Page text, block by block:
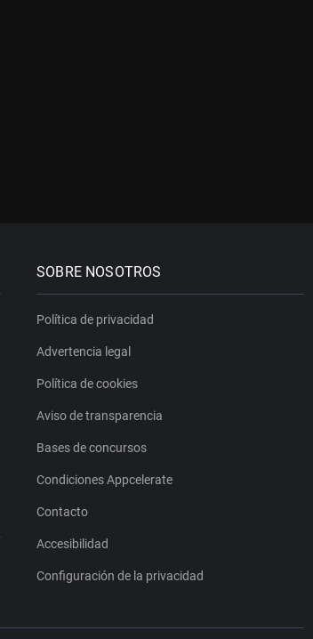
SOBRE NOSOTROS
Política de privacidad
Advertencia legal
Política de cookies
Aviso de transparencia
Bases de concursos
Condiciones Appcelerate
Contacto
Accesibilidad
Configuración de la privacidad